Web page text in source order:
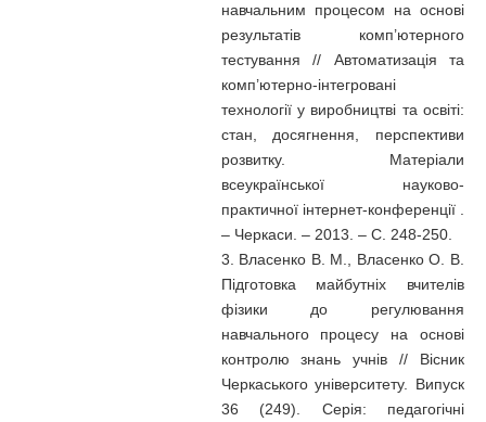
навчальним процесом на основі
результатів комп’ютерного
тестування // Автоматизація та
комп’ютерно-інтегровані
технології у виробництві та освіті:
стан, досягнення, перспективи
розвитку. Матеріали
всеукраїнської науково-
практичної інтернет-конференції .
– Черкаси. – 2013. – С. 248-250.
3. Власенко В. М., Власенко О. В.
Підготовка майбутніх вчителів
фізики до регулювання
навчального процесу на основі
контролю знань учнів // Вісник
Черкаського університету. Випуск
36 (249). Серія: педагогічні